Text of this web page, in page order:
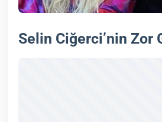
Selin Ciğerci’nin Zor